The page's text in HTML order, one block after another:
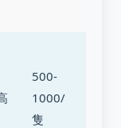
500-
1000/
隻